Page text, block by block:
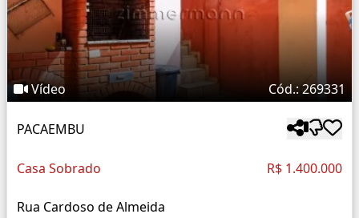
Vídeo Cód.: 269331
PACAEMBU
Casa Sobrado R$ 1.400.000
Rua Cardoso de Almeida